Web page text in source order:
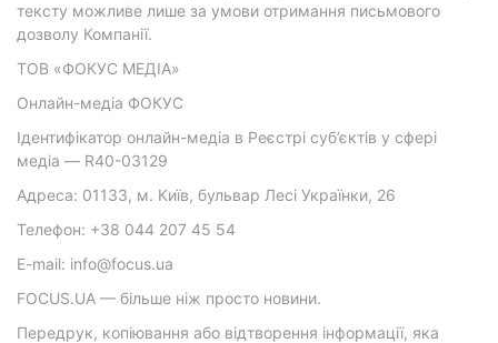
тексту можливе лише за умови отримання письмового
дозволу Компанії.
ТОВ «ФОКУС МЕДІА»
Онлайн-медіа ФОКУС
Ідентифікатор онлайн-медіа в Реєстрі суб’єктів у сфері
медіа — R40-03129
Адреса: 01133, м. Київ, бульвар Лесі Українки, 26
Телефон: +38 044 207 45 54
E-mail: info@focus.ua
FOCUS.UA — більше ніж просто новини.
Передрук, копіювання або відтворення інформації, яка